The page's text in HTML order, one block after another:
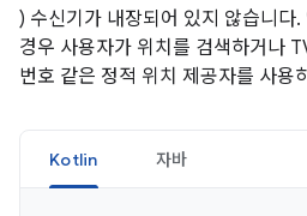
) 수신기가 내장되어 있지 않습니다
경우 사용자가 위치를 검색하거나
번호 같은 정적 위치 제공자를 사용
Kotlin 자바